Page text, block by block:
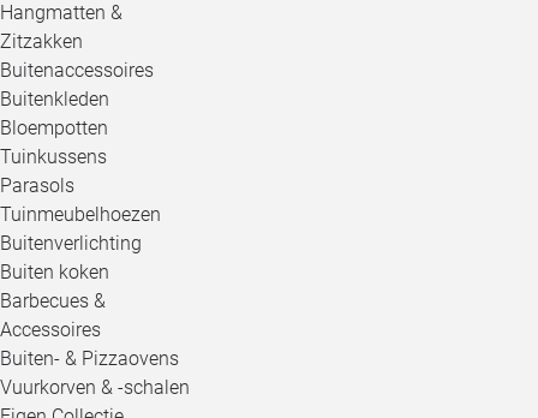
Hangmatten &
Zitzakken
Buitenaccessoires
Buitenkleden
Bloempotten
Tuinkussens
Parasols
Tuinmeubelhoezen
Buitenverlichting
Buiten koken
Barbecues &
Accessoires
Buiten- & Pizzaovens
Vuurkorven & -schalen